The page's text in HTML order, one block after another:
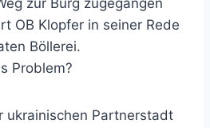
zur Burg zugegangen
OB Klopfer in seiner Rede
Böllerei.
Problem?
ukrainischen Partnerstadt